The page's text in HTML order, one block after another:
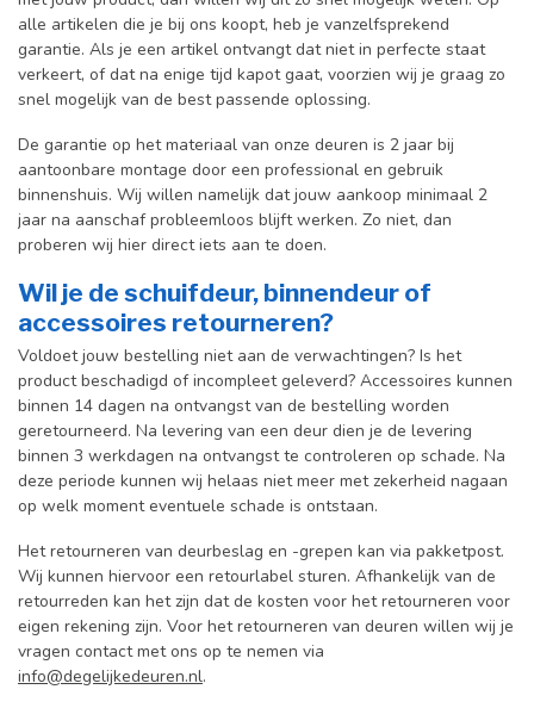
alle artikelen die je bij ons koopt, heb je vanzelfsprekend
garantie. Als je een artikel ontvangt dat niet in perfecte staat
verkeert, of dat na enige tijd kapot gaat, voorzien wij je graag zo
snel mogelijk van de best passende oplossing.
De garantie op het materiaal van onze deuren is 2 jaar bij
aantoonbare montage door een professional en gebruik
binnenshuis. Wij willen namelijk dat jouw aankoop minimaal 2
jaar na aanschaf probleemloos blijft werken. Zo niet, dan
proberen wij hier direct iets aan te doen.
Wil je de schuifdeur, binnendeur of
accessoires retourneren?
Voldoet jouw bestelling niet aan de verwachtingen? Is het
product beschadigd of incompleet geleverd? Accessoires kunnen
binnen 14 dagen na ontvangst van de bestelling worden
geretourneerd. Na levering van een deur dien je de levering
binnen 3 werkdagen na ontvangst te controleren op schade. Na
deze periode kunnen wij helaas niet meer met zekerheid nagaan
op welk moment eventuele schade is ontstaan.
Het retourneren van deurbeslag en -grepen kan via pakketpost.
Wij kunnen hiervoor een retourlabel sturen. Afhankelijk van de
retourreden kan het zijn dat de kosten voor het retourneren voor
eigen rekening zijn. Voor het retourneren van deuren willen wij je
vragen contact met ons op te nemen via
info@degelijkedeuren.nl.